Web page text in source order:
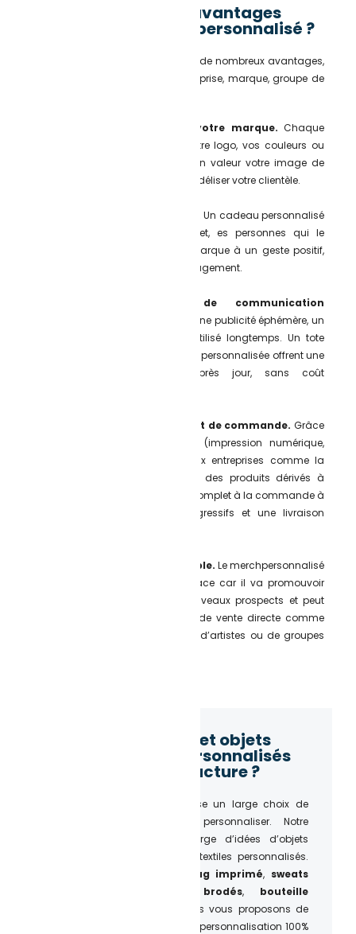
Quels sont les avantages
du merchandising personnalisé ?
Le merchandising personnalisé a de nombreux avantages,
quelque soit votre structure (entreprise, marque, groupe de
Renforcer l’identité de votre marque. Chaque
objet personnalisé porte votre logo, vos couleurs ou
votre design. Ce qui met en valeur votre image de
marque et va vous aider à fidéliser votre clientèle.
Un cadeau personnalisé
marque les esprits. En effet, es personnes qui le
reçoivent associent votre marque à un geste positif,
renforçant la fidélité et l’engagement.
Créer un support de communication
Contrairement à une publicité éphémère, un
produit bien conçu reste utilisé longtemps. Un tote
bag, un stylo ou une gourde personnalisée offrent une
visibilité répétée, jour après jour, sans coût
Une facilité de création et de commande. Grâce
aux techniques modernes (impression numérique,
sérigraphie, broderie) et aux entreprises comme la
nôtre, il est facile de créer des produits dérivés à
quantités variables (du kit complet à la commande à
l’unité), avec des prix dégressifs et une livraison
Un outil marketing rentable. Le merchpersonnalisé
est un investissement efficace car il va promouvoir
votre activité, attirer de nouveaux prospects et peut
même devenir une source de vente directe comme
par exemple pour le merch d’artistes ou de groupes
Quels textiles et objets
publicitaires personnalisés
pour ma structure ?
L’Atelier du Quai vous propose un large choix de
produits promotionnels à personnaliser. Notre
catalogue de produits regorge d’idées d’objets
publicitaires pas cher et de textiles personnalisés.
mug imprimé, sweats
bonnets brodés, bouteille
… Nous vous proposons de
nombreux accessoires. Et une personnalisation 100%